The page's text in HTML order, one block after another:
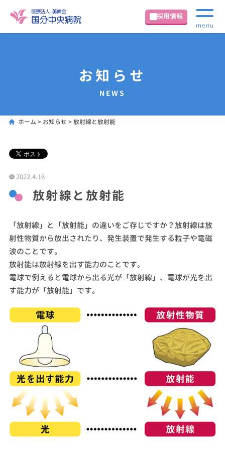
menu
採用情報
お知らせ
NEWS
ホーム > お知らせ >放射線と放射能
2022.4.16
放射線と放射能
「放射線」と「放射能」の違いをご存じですか？放射線は放
射性物質から放出されたり、発生装置で発生する粒子や電磁
波のことです。
放射能は放射線を出す能力のことです。
電球で例えると電球から出る光が「放射線」、電球が光を出
す能力が「放射能」です。